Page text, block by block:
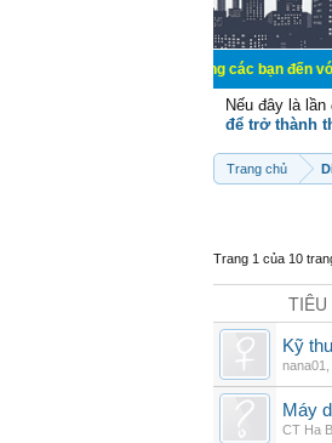
Chào mừng các bạn đến với Diễn đàn
Nếu đây là
để trở thành
Trang chủ
Trang 1 của 10
Kỹ
nana01
Máy
CT Ha